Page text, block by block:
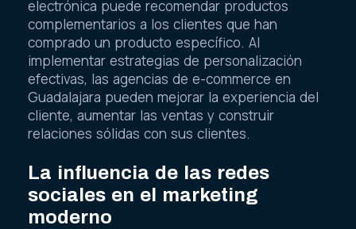
electrónica puede recomendar productos
complementarios a los clientes que han
comprado un producto específico. Al
implementar estrategias de personalización
efectivas, las agencias de e-commerce en
Guadalajara pueden mejorar la experiencia del
cliente, aumentar las ventas y construir
relaciones sólidas con sus clientes.
La influencia de las redes
sociales en el marketing
moderno